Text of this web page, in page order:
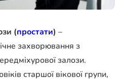
(простати) –
захворювання з
залози.
старшої вікової групи,